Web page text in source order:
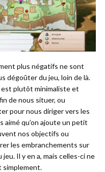
plus négatifs ne sont
dégoûter du jeu, loin de là.
est plutôt minimaliste et
de nous situer, ou
pour nous diriger vers les
aimé qu’on ajoute un petit
nos objectifs ou
les embranchements sur
Il y en a, mais celles-ci ne
simplement.